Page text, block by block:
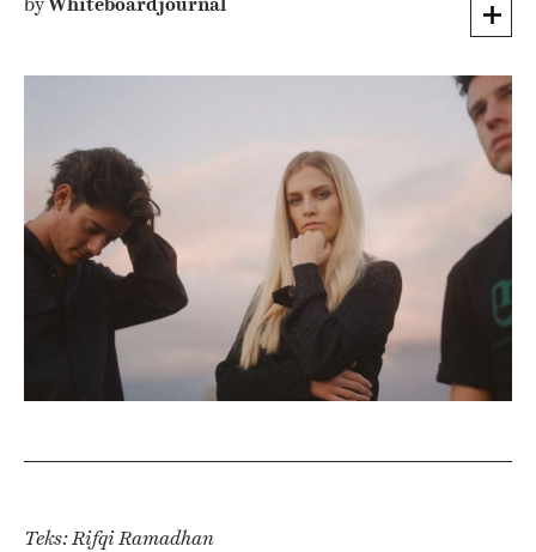
Teks: Rifqi Ramadhan